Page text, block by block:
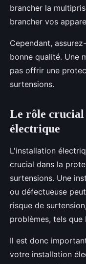
brancher la
brancher vos
Cependant,
bonne qualité. Une
pas offrir une
surtensions.
Le rôle
électrique
L'installation
crucial dans la
surtensions. Une
ou défectueuse
risque de
problèmes, tels que
Il est donc
votre installation